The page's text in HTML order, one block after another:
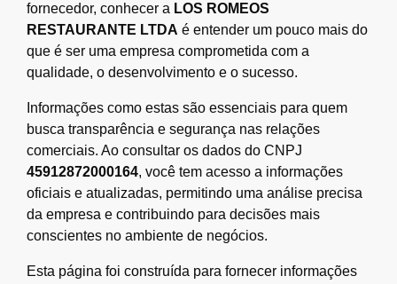
fornecedor, conhecer a LOS ROMEOS
RESTAURANTE LTDA é entender um pouco mais do
que é ser uma empresa comprometida com a
qualidade, o desenvolvimento e o sucesso.
Informações como estas são essenciais para quem
busca transparência e segurança nas relações
comerciais. Ao consultar os dados do CNPJ
45912872000164, você tem acesso a informações
oficiais e atualizadas, permitindo uma análise precisa
da empresa e contribuindo para decisões mais
conscientes no ambiente de negócios.
Esta página foi construída para fornecer informações